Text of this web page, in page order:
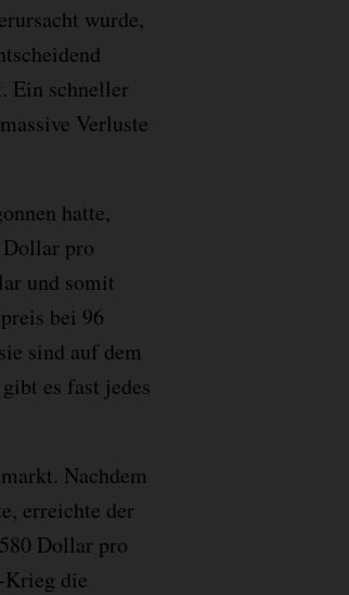
wurde,
Ein schneller
Verluste
hatte,
pro
und somit
bei 96
sind auf dem
es fast jedes
Nachdem
erreichte der
Dollar pro
Krieg die